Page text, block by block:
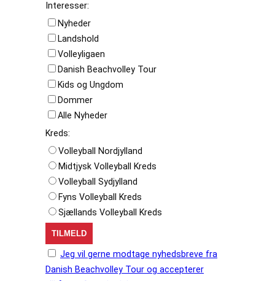
Interesser:
Nyheder
Landshold
Volleyligaen
Danish Beachvolley Tour
Kids og Ungdom
Dommer
Alle Nyheder
Kreds:
Volleyball Nordjylland
Midtjysk Volleyball Kreds
Volleyball Sydjylland
Fyns Volleyball Kreds
Sjællands Volleyball Kreds
Jeg vil gerne modtage nyhedsbreve fra
Danish Beachvolley Tour og accepterer